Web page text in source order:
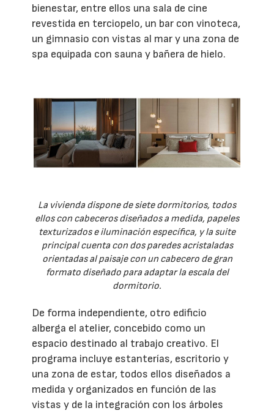
bienestar, entre ellos una sala de cine
revestida en terciopelo, un bar con vinoteca,
un gimnasio con vistas al mar y una zona de
spa equipada con sauna y bañera de hielo.
La vivienda dispone de siete dormitorios, todos
ellos con cabeceros diseñados a medida, papeles
texturizados e iluminación específica, y la suite
principal cuenta con dos paredes acristaladas
orientadas al paisaje con un cabecero de gran
formato diseñado para adaptar la escala del
dormitorio.
De forma independiente, otro edificio
alberga el atelier, concebido como un
espacio destinado al trabajo creativo. El
programa incluye estanterías, escritorio y
una zona de estar, todos ellos diseñados a
medida y organizados en función de las
vistas y de la integración con los árboles